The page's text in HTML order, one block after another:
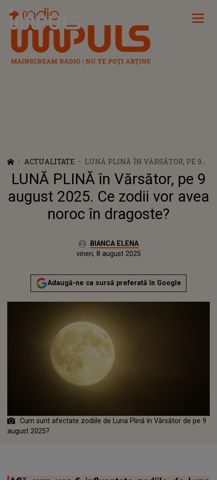
Radio Impuls
ACTUALITATE
LUNĂ PLINĂ ÎN VĂRSĂTOR, PE 9
AUGUST 2025. CE ZODII VOR AVEA
NOROC ÎN DRAGOSTE?
LUNĂ PLINĂ în Vărsător, pe 9
august 2025. Ce zodii vor avea
noroc în dragoste?
Autor:BIANCA ELENA
Publicat:
vineri, 8 august 2025
Adaugă-ne ca sursă preferată în Google
Cum sunt afectate zodiile de Luna Plină în Vărsător de pe 9
august 2025?